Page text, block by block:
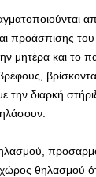
προάσπισης του
μητέρα και το
την διαρκή
χώρος θηλασμού